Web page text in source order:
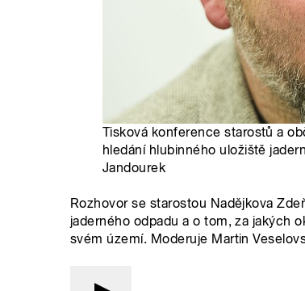
Tisková konference starostů a
hledání hlubinného uložiště
Jandourek
Rozhovor se starostou Nadějkova
jaderného odpadu a o tom, za jakých
svém území. Moderuje Martin